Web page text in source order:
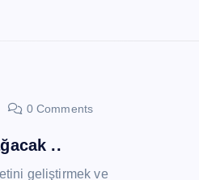
0 Comments
..
geliştirmek ve